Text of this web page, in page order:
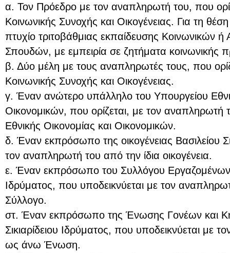
α. Τον Πρόεδρο με τον αναπληρωτή του, που
Κοινωνικής Συνοχής και Οικογένειας. Για τη
πτυχίο τριτοβάθμιας εκπαίδευσης Κοινωνικών
Σπουδών, με εμπειρία σε ζητήματα κοινωνικής
β. Δύο μέλη με τους αναπληρωτές τους, που
Κοινωνικής Συνοχής και Οικογένειας.
γ. Έναν ανώτερο υπάλληλο του Υπουργείου
Οικονομικών, που ορίζεται, με τον
Εθνικής Οικονομίας και Οικονομικών.
δ. Έναν εκπρόσωπο της οικογένειας Βασιλείου
τον αναπληρωτή του από την ίδια οικογένεια.
ε. Έναν εκπρόσωπο του Συλλόγου Εργαζομένων
Ιδρύματος, που υποδεικνύεται με τον
Σύλλογο.
στ. Έναν εκπρόσωπο της Ένωσης Γονέων και
Σικιαρίδειου Ιδρύματος, που υποδεικνύεται με
ως άνω Ένωση.